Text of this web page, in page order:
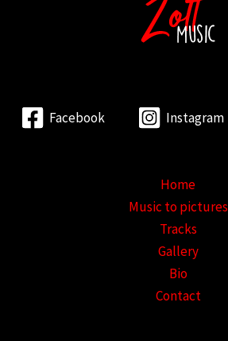
Facebook Instagram
Home
Music to pictures
Tracks
Gallery
Bio
Contact